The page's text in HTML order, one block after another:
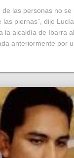
de las personas no
piernas”, dijo Lucía
la alcaldía de Ibarra
anteriormente por